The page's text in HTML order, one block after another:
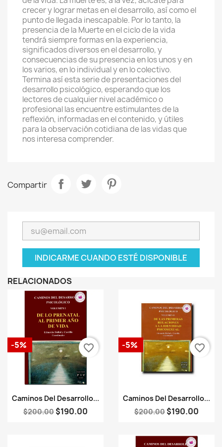
crecer y lograr metas en el desarrollo, así como el
punto de llegada inescapable. Por lo tanto, la
presencia de la Muerte en el ciclo de la vida
tendrá siempre formas en la experiencia,
significados diversos en el desarrollo, y
consecuencias de su presencia en los unos y en
los varios, en lo individual y en lo colectivo.
Termina así esta serie de presentaciones del
desarrollo psicológico, esperando que los
lectores de cualquier nivel académico o
profesional las encuentre estimulantes de la
reflexión, informadas en el contenido, y útiles
para la observación cotidiana de las vidas que
nos interesa comprender.
Compartir
INDICARME CUANDO ESTÉ DISPONIBLE
RELACIONADOS
Vista rápida
Caminos Del Desarrollo...
$200.00 $190.00
-5% favorite_border
Vista rápida
Caminos Del Desarrollo...
$200.00 $190.00
-5% favorite_border